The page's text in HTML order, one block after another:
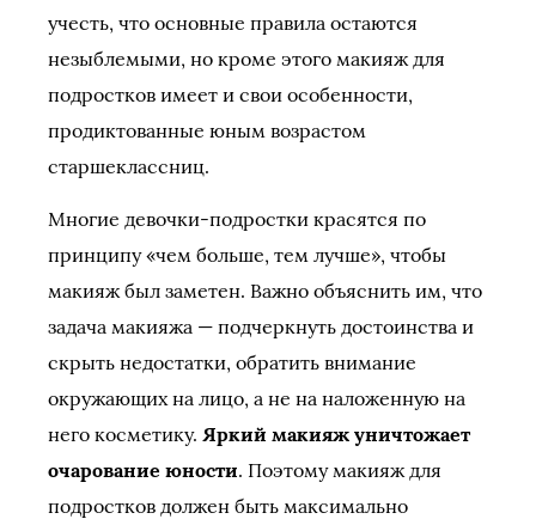
учесть, что основные правила остаются
незыблемыми, но кроме этого макияж для
подростков имеет и свои особенности,
продиктованные юным возрастом
старшеклассниц.
Многие девочки-подростки красятся по
принципу «чем больше, тем лучше», чтобы
макияж был заметен. Важно объяснить им, что
задача макияжа — подчеркнуть достоинства и
скрыть недостатки, обратить внимание
окружающих на лицо, а не на наложенную на
него косметику. Яркий макияж уничтожает
очарование юности. Поэтому макияж для
подростков должен быть максимально